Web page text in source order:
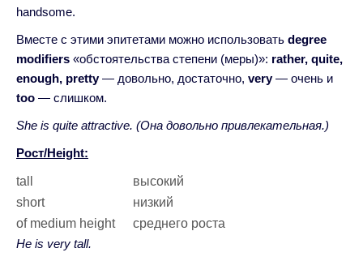
handsome.
Вместе с этими эпитетами можно использовать degree
modifiers «обстоятельства степени (меры)»: rather, quite,
enough, pretty— довольно, достаточно, very— очень и
too — слишком.
She is quite attractive. (Она довольно привлекательная.)
Рост/Height:
tall
высокий
short
низкий
of medium height
среднего роста
He is very tall.